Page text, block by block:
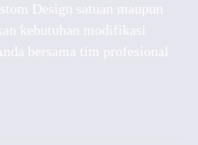
Design satuan maupun
kebutuhan modifikasi
bersama tim profesional